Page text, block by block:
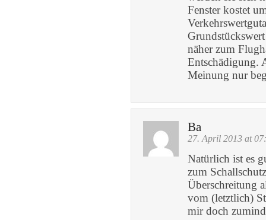
Fenster kostet
näher zum
Entschädigung.
Meinung nur
Ba
27. April 2013 at
Natürlich ist es
zum
Überschreitung
vom (letztlich)
mir doch